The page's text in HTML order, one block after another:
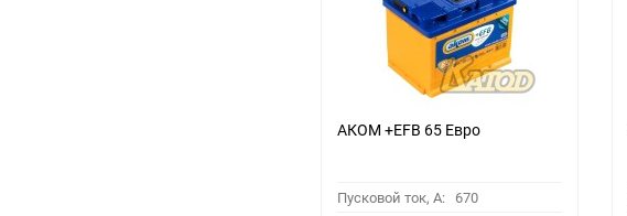
АКОМ +EFB 65 Евро
Пусковой ток, A: 670